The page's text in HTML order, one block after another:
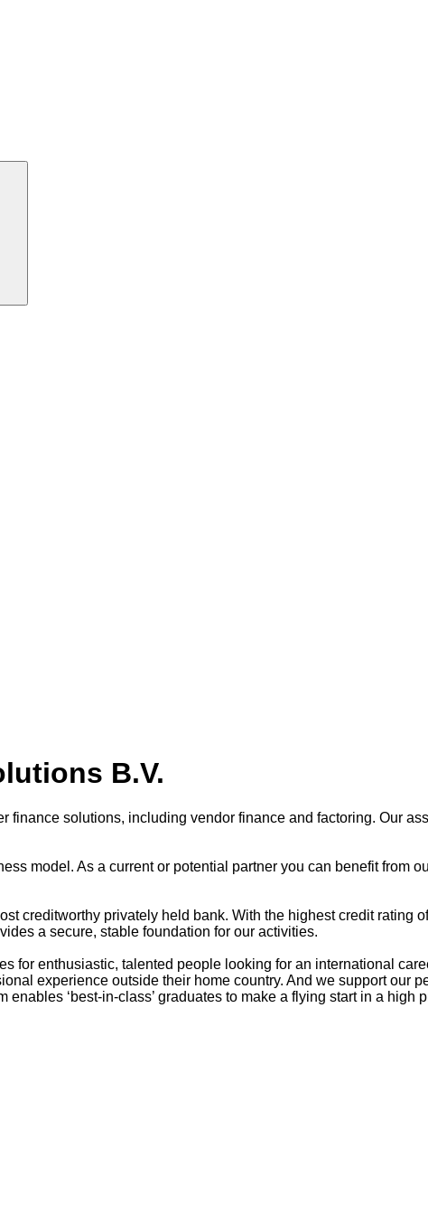
B.V.
solutions, including vendor finance and factoring. Our
model. As a current or potential partner you can benefit from
creditworthy privately held bank. With the highest credit rating
a secure, stable foundation for our activities.
for enthusiastic, talented people looking for an international
experience outside their home country. And we support our
‘best-in-class’ graduates to make a flying start in a high